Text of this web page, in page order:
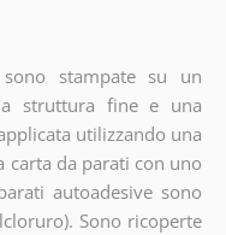
stampate su un
struttura fine e una
utilizzando una
carta da parati con uno
autoadesive sono
Sono ricoperte